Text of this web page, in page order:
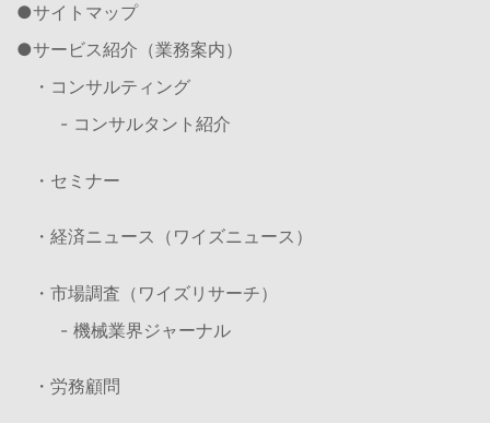
サイトマップ
サービス紹介（業務案内）
・コンサルティング
- コンサルタント紹介
・セミナー
・経済ニュース（ワイズニュース）
・市場調査（ワイズリサーチ）
- 機械業界ジャーナル
・労務顧問